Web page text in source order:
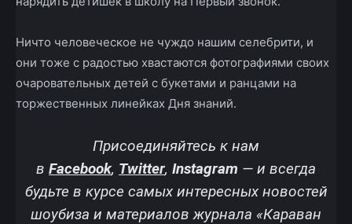
Ничто человеческое не чуждо нашим селебрити, и
они тоже с радостью хвастаются фотографиями своих
очаровательных детей с букетами и ранцами на
торжественных линейках Дня знаний.
Присоединяйтесь к нам
в Facebook, Twitter, Instagram — и всегда
будьте в курсе самых интересных новостей
шоубиза и материалов журнала «Караван